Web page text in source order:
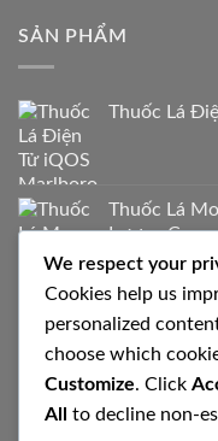
SẢN PHẨM
Thuốc Lá
Thuốc Lá
Lượng Cao
700.000₫
Thuốc Lá
Esse
We respect your
Cookies help us
personalized
choose which
Customize. Click
All
to decline non-